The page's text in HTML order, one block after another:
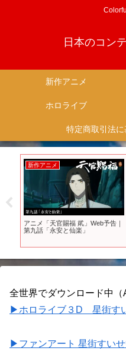
日本のコン
新作アニメ
ホロライブ
新作アニメ
アニメ「天官賜福 貮」Web予告｜
第九話「永安と仙楽」
全世界でダウンロード中（
▶ホロライブ３D 星街す
▶ファンアート 星街すい